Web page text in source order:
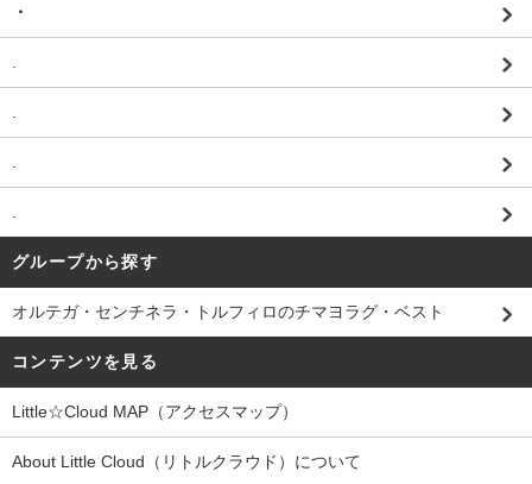
・
グループから探す
オルテガ・センチネラ・トルフィロのチマヨラグ・ベスト
コンテンツを見る
Little☆Cloud MAP（アクセスマップ）
About Little Cloud（リトルクラウド）について